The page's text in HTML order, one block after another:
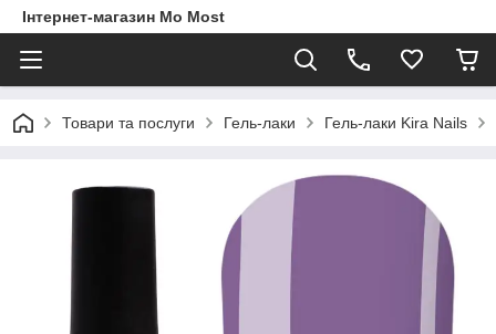
Інтернет-магазин Mo Most
Товари та послуги Гель-лаки Гель-лаки Kira Nails